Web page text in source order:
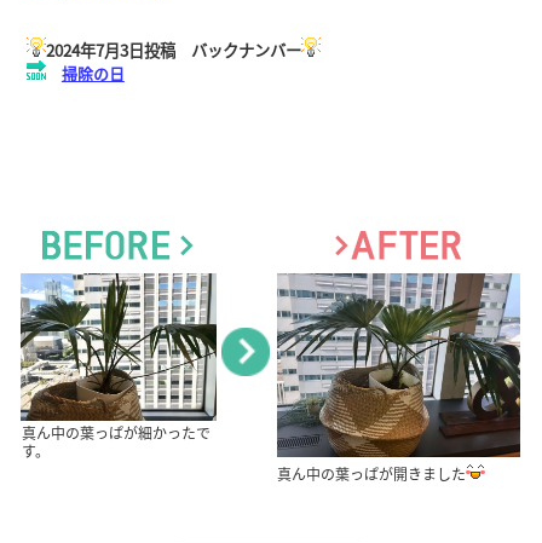
2024年7月3日投稿 バックナンバー
掃除の日
真ん中の葉っぱが細かったで
す。
真ん中の葉っぱが開きました